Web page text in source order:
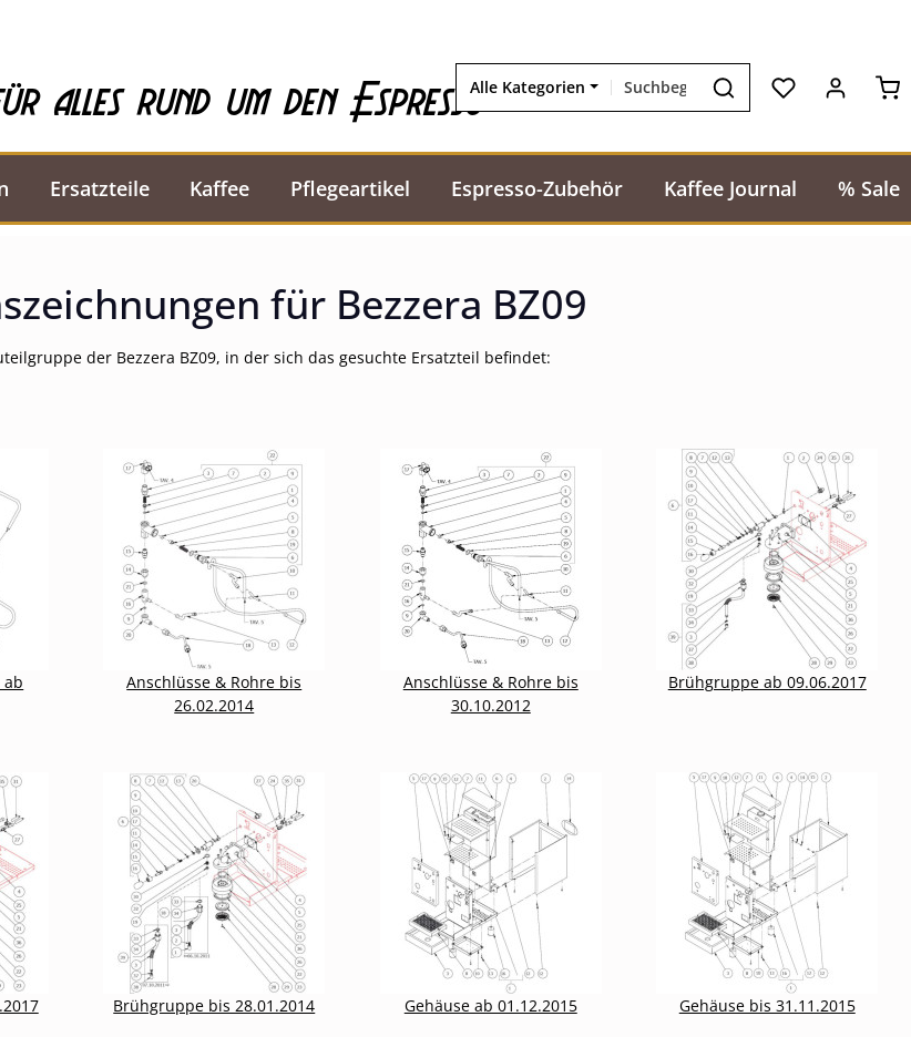
alles rund um den EspressoAlle Kategorien
Ersatzteile Kaffee Pflegeartikel Espresso-Zubehör Kaffee Journal % Sale
für Bezzera BZ09
der Bezzera BZ09, in der sich das gesuchte Ersatzteil befindet:
ab
Anschlüsse & Rohre bis
26.02.2014
Anschlüsse & Rohre bis
30.10.2012
Brühgruppe ab 09.06.2017
Brühgruppe bis 28.01.2014 Gehäuse ab 01.12.2015 Gehäuse bis 31.11.2015